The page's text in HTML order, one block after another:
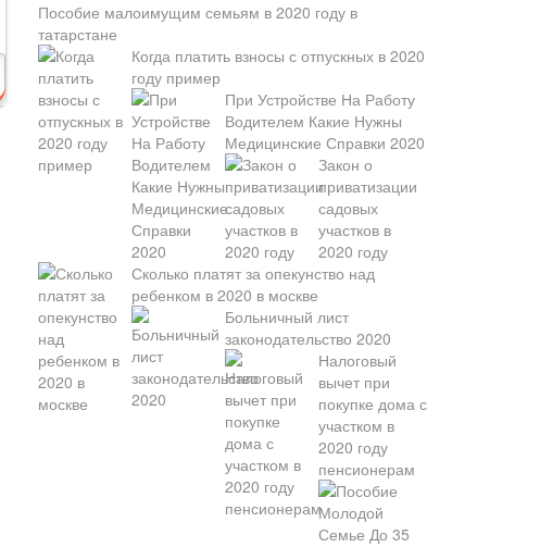
Пособие малоимущим семьям в 2020 году в
татарстане
Когда платить взносы с отпускных в 2020
году пример
При Устройстве На Работу
Водителем Какие Нужны
Медицинские Справки 2020
Закон о
приватизации
садовых
участков в
2020 году
Сколько платят за опекунство над
ребенком в 2020 в москве
Больничный лист
законодательство 2020
Налоговый
вычет при
покупке дома с
участком в
2020 году
пенсионерам